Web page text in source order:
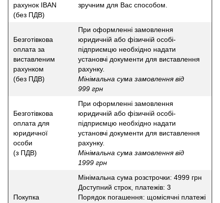
рахунок IBAN
(без ПДВ)
зручним для Вас способом.
Безготівкова
оплата за
виставленим
рахунком
(без ПДВ)
При оформленні замовлення
юридичній або фізичній особі-
підприємцю необхідно надати
установчі документи для виставлення
рахунку.
Мінімальна сума замовлення від
999 грн
Безготівкова
оплата для
юридичної
особи
(з ПДВ)
При оформленні замовлення
юридичній або фізичній особі-
підприємцю необхідно надати
установчі документи для виставлення
рахунку.
Мінімальна сума замовлення від
1999 грн
Покупка
Мінімальна сума розстрочки: 4999 грн
Доступний строк, платежів: 3
Порядок погашення: щомісячні платежі